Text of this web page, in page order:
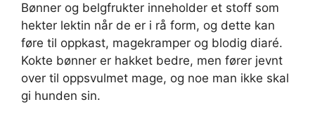
Bønner og belgfrukter inneholder et stoff som
hekter lektin når de er i rå form, og dette kan
føre til oppkast, magekramper og blodig diaré.
Kokte bønner er hakket bedre, men fører jevnt
over til oppsvulmet mage, og noe man ikke skal
gi hunden sin.